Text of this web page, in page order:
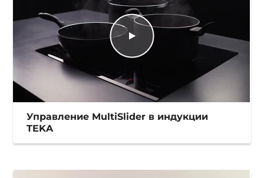
Управление MultiSlider в индукции
TEKA